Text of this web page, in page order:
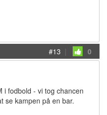
#13 | 0
i fodbold - vi tog chancen
se kampen på en bar.